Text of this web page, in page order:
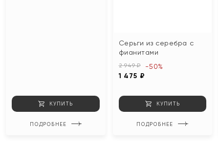
КУПИТЬ
ПОДРОБНЕЕ
Серьги из серебра с
фианитами
2 949 ₽
1 475 ₽
-50%
КУПИТЬ
ПОДРОБНЕЕ